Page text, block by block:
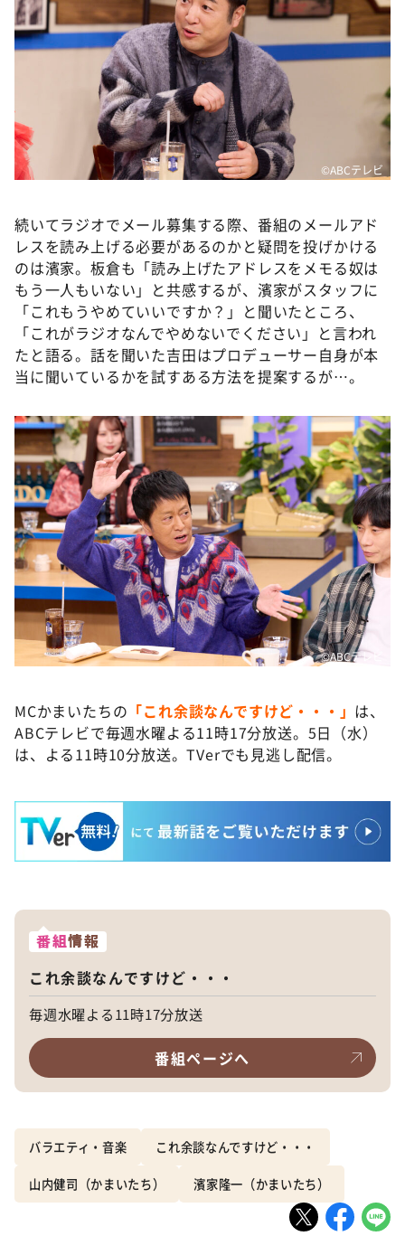
©️ABCテレビ
続いてラジオでメール募集する際、番組のメールアド
レスを読み上げる必要があるのかと疑問を投げかける
のは濱家。板倉も「読み上げたアドレスをメモる奴は
もう一人もいない」と共感するが、濱家がスタッフに
「これもうやめていいですか？」と聞いたところ、
「これがラジオなんでやめないでください」と言われ
たと語る。話を聞いた吉田はプロデューサー自身が本
当に聞いているかを試すある方法を提案するが…。
©️ABCテレビ
MCかまいたちの 「これ余談なんですけど・・・」 は、
ABCテレビで毎週水曜よる11時17分放送。5日（水）
は、よる11時10分放送。TVerでも見逃し配信。
番組情報
これ余談なんですけど・・・
毎週水曜よる11時17分放送
番組ページへ
バラエティ・音楽 これ余談なんですけど・・・
山内健司（かまいたち） 濱家隆一（かまいたち）